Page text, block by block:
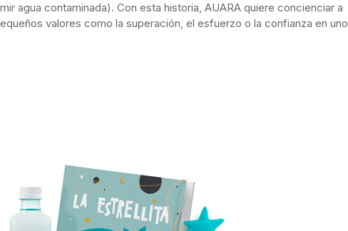
agua contaminada). Con esta historia, AUARA quiere concienciar a
valores como la superación, el esfuerzo o la confianza en uno